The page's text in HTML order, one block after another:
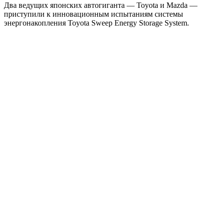
Два ведущих японских автогиганта — Toyota и Mazda —
приступили к инновационным испытаниям системы
энергонакопления Toyota Sweep Energy Storage System.